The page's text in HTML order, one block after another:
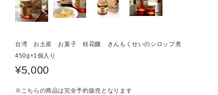
台湾 お土産 お菓子 桂花釀 きんもくせいのシロップ煮
450g×1個入り
¥5,000
※こちらの商品は完全予約販売となります